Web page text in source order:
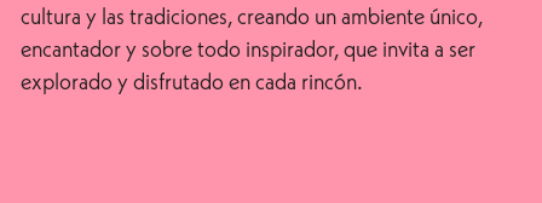
cultura y las tradiciones, creando un ambiente único,
encantador y sobre todo inspirador, que invita a ser
explorado y disfrutado en cada rincón.